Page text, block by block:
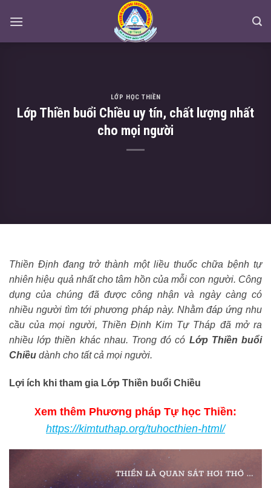
LỚP HỌC THIỀN
Lớp Thiền buổi Chiều uy tín, chất lượng nhất
cho mọi người
Thiền Định đang trở thành một liều thuốc chữa bệnh tự
nhiên hiệu quả nhất cho tâm hồn của mỗi con người. Công
dụng của chúng đã được công nhận và ngày càng có
nhiều người tìm tới phương pháp này. Nhằm đáp ứng nhu
cầu của mọi người, Thiền Định Kim Tự Tháp đã mở ra
nhiều lớp thiền khác nhau. Trong đó có Lớp Thiền buổi
Chiều dành cho tất cả mọi người.
Lợi ích khi tham gia Lớp Thiền buổi Chiều
Xem thêm Phương pháp Tự học Thiền:
https://kimtuthap.org/tuhocthien-html/